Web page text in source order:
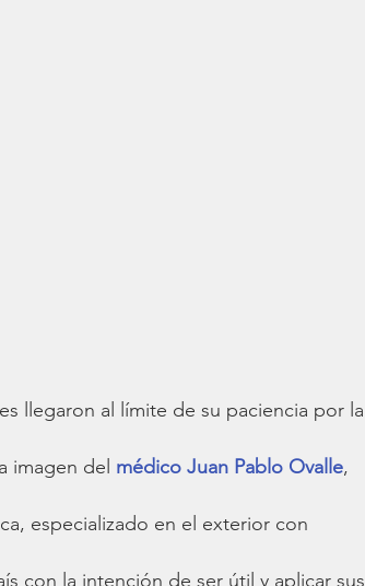
llegaron al límite de su paciencia por la
imagen del médico Juan Pablo Ovalle,
especializado en el exterior con
con la intención de ser útil y aplicar sus